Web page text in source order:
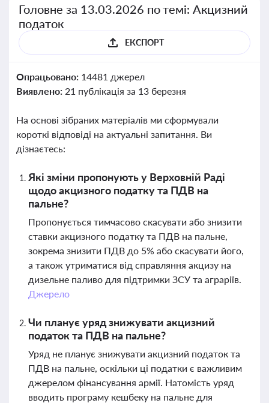
Головне за 13.03.2026 по темі: Акцизний
податок
ЕКСПОРТ
Опрацьовано: 14481 джерел
Виявлено: 21 публікація за 13 березня
На основі зібраних матеріалів ми сформували
короткі відповіді на актуальні запитання. Ви
дізнаєтесь:
Які зміни пропонують у Верховній Раді
щодо акцизного податку та ПДВ на
пальне?
Пропонується тимчасово скасувати або знизити
ставки акцизного податку та ПДВ на пальне,
зокрема знизити ПДВ до 5% або скасувати його,
а також утриматися від справляння акцизу на
дизельне паливо для підтримки ЗСУ та аграріїв.
Джерело
Чи планує уряд знижувати акцизний
податок та ПДВ на пальне?
Уряд не планує знижувати акцизний податок та
ПДВ на пальне, оскільки ці податки є важливим
джерелом фінансування армії. Натомість уряд
вводить програму кешбеку на пальне для